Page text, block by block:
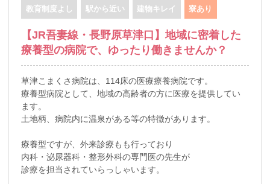
教育制度よし 駅から近い 建物キレイ 寮あり
【JR吾妻線・長野原草津口】地域に密着した
療養型の病院で、ゆったり働きませんか？
草津こまくさ病院は、114床の医療療養病院です。
療養型病院として、地域の高齢者の方に医療を提供してい
ます。
土地柄、病院内に温泉がある等の特徴があります。
療養型ですが、外来診療もも行っており
内科・泌尿器科・整形外科の専門医の先生が
診療を担当されていらっしゃいます。